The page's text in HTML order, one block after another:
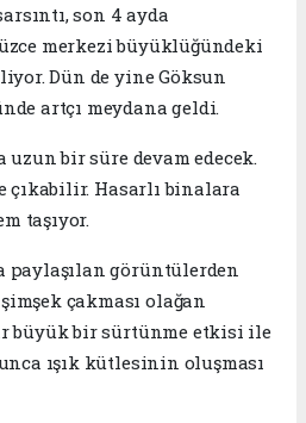
son 4 ayda
merkezi büyüklüğündeki
Dün de yine Göksun
artçı meydana geldi.
uzun bir süre devam edecek.
çıkabilir. Hasarlı binalara
taşıyor.
paylaşılan görüntülerden
çakması olağan
büyük bir sürtünme etkisi ile
ışık kütlesinin oluşması